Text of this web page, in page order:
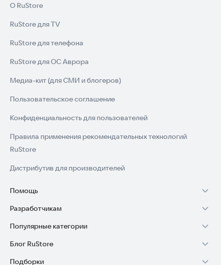
О RuStore
RuStore для TV
RuStore для телефона
RuStore для ОС Аврора
Медиа-кит (для СМИ и блогеров)
Пользовательское соглашение
Конфиденциальность для пользователей
Правила применения рекомендательных технологий
RuStore
Дистрибутив для производителей
Помощь
Установка RuStore на TV
Установка RuStore на телефон
Установка RuStore в машину
Разработчикам
Зарабатывать с RuStore
Стать разработчиком
Популярные категории
Игры для Android
Блог RuStore
Подборки